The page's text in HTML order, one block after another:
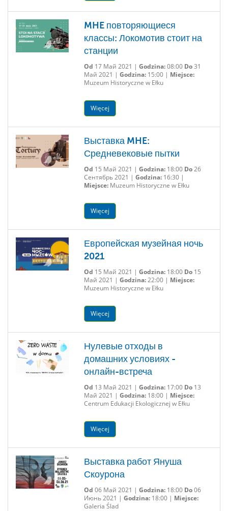
MHE повторяющиеся
классы: Локомотив стоит на
станции
Od 17 Май 2021 | Godzina:08:00 Do31
Май 2021 | Godzina:15:00 | Miejsce:
Muzeum Historyczne w Ełku
Więcej
Выставка MHE:
Средневековые пытки
Od 15 Май 2021 | Godzina:18:00 Do26
Сентябрь 2021 | Godzina:16:30 |
Miejsce:Muzeum Historyczne w Ełku
Więcej
Европейская музейная ночь
2021
Od 15 Май 2021 | Godzina:18:00 Do15
Май 2021 | Godzina:22:00 | Miejsce:
Muzeum Historyczne w Ełku
Więcej
Нулевые отходы в
домашних условиях -
онлайн-встреча
Od 13 Май 2021 | Godzina:17:00 Do13
Май 2021 | Godzina:18:00 | Miejsce:
Centrum Edukacji Ekologicznej w Ełku
Więcej
Выставка работ Януша
Скоурона
Od 06 Май 2021 | Godzina:18:00 Do06
Июнь 2021 | Godzina:18:00 | Miejsce:
Galeria Ślad